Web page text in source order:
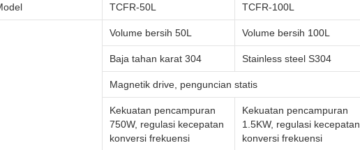
TCFR-50L TCFR-100L
Volume bersih 50L Volume bersih 100L
Baja tahan karat 304 Stainless steel S304
Magnetik drive, penguncian statis
Kekuatan pencampuran
750W, regulasi kecepatan
konversi frekuensi
Kekuatan pencampuran
1.5KW, regulasi kecepatan
konversi frekuensi